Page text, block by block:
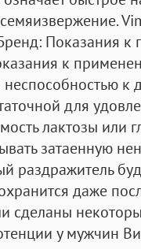
Показания
к
для
лактозы или
затаенную
раздражитель
даже
сделаны
у мужчин